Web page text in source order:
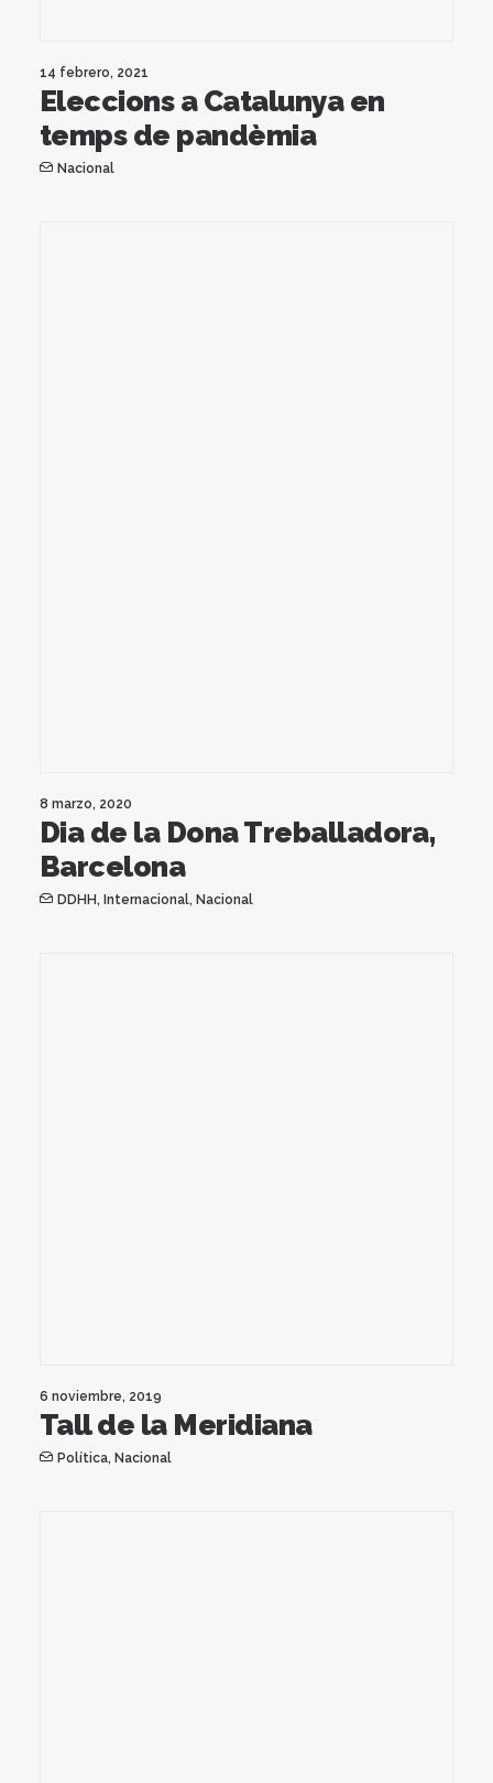
14 febrero, 2021
Eleccions a Catalunya en
temps de pandèmia
Nacional
8 marzo, 2020
Dia de la Dona Treballadora,
Barcelona
DDHH, Internacional, Nacional
6 noviembre, 2019
Tall de la Meridiana
Política, Nacional